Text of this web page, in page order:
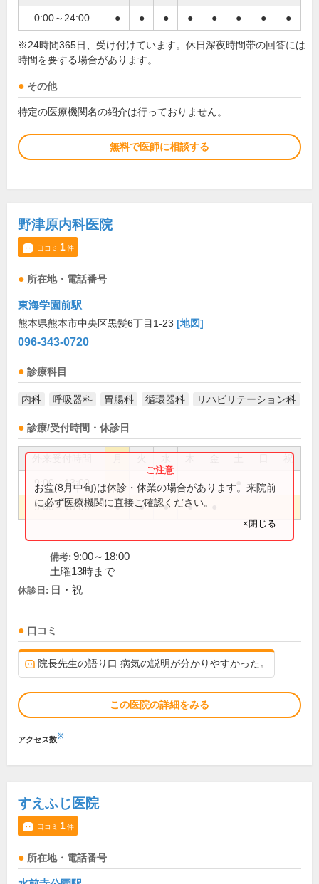
0:00～24:00 ● ● ● ● ● ● ● ●
※24時間365日、受け付けています。休日深夜時間帯の回答には
時間を要する場合があります。
その他
特定の医療機関名の紹介は行っておりません。
無料で医師に相談する
野津原内科医院
口コミ 1件
所在地・電話番号
東海学園前駅
熊本県熊本市中央区黒髪6丁目1-23 [地図]
096-343-0720
診療科目
内科 呼吸器科 胃腸科 循環器科 リハビリテーション科
診療/受付時間・休診日
祝
9:00～13:00
9:00～18:00 ● ● ● ●
お盆(8月中旬)は休診・休業の場合があります。来院前
に必ず医療機関に直接ご確認ください。
×閉じる
備考: 9:00～18:00
土曜13時まで
休診日: 日・祝
口コミ
院長先生の語り口 病気の説明が分かりやすかった。
この医院の詳細をみる
アクセス数※
すえふじ医院
口コミ 1件
所在地・電話番号